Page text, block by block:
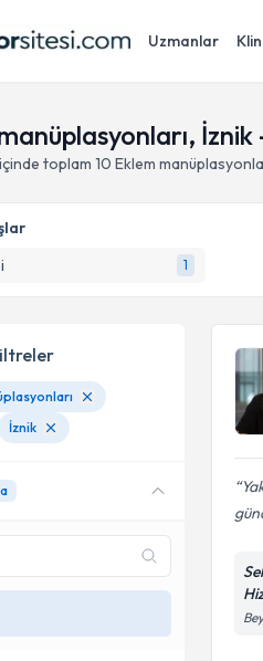
Uzmanlar
İznik
içinde toplam 10 Eklem
1
İznik